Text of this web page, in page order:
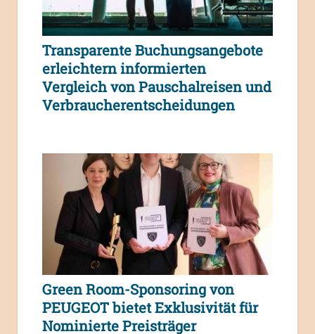
Transparente Buchungsangebote
erleichtern informierten
Vergleich von Pauschalreisen und
Verbraucherentscheidungen
Green Room-Sponsoring von
PEUGEOT bietet Exklusivität für
Nominierte Preisträger